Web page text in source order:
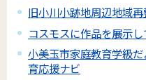
旧小川小跡地周辺地域
コスモスに作品を展示
小美玉市家庭教育学級
育応援ナビ